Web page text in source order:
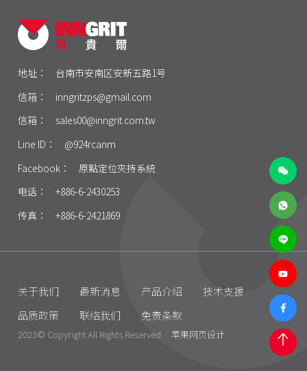
地址：
台南市安南区安新五路1号
信箱：
inngritzps@gmail.com
信箱：
sales00@inngrit.com.tw
Line ID：
@924rcanm
Facebook：
原點定位夾持系統
电话：
+886-6-2430253
传真：
+886-6-2421869
关于我们 最新消息 产品介绍
技术支援
品质政策
联络我们 免责条款
2023© Copyright All Rights Reserved 苹果网页设计